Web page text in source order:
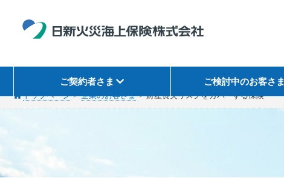
ご契約者さま ご検討中のお客さま
トップページ 企業のお客さま 財産喪失リスクをカバーする保険